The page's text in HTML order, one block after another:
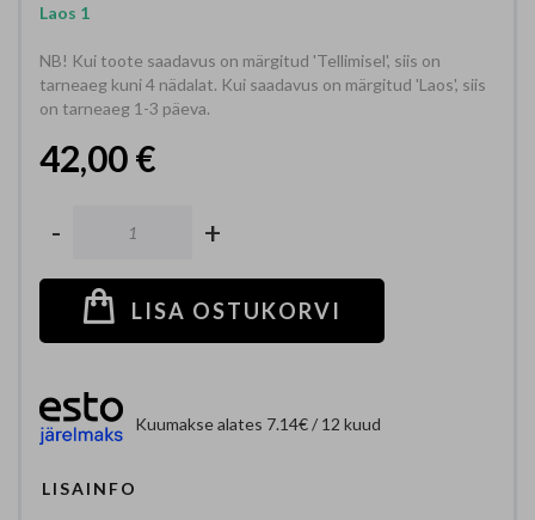
Laos 1
NB! Kui toote saadavus on märgitud 'Tellimisel', siis on
tarneaeg kuni 4 nädalat. Kui saadavus on märgitud 'Laos', siis
on tarneaeg 1-3 päeva.
42,00 €
- +
LISA OSTUKORVI
Kuumakse alates 7.14€ / 12 kuud
LISAINFO